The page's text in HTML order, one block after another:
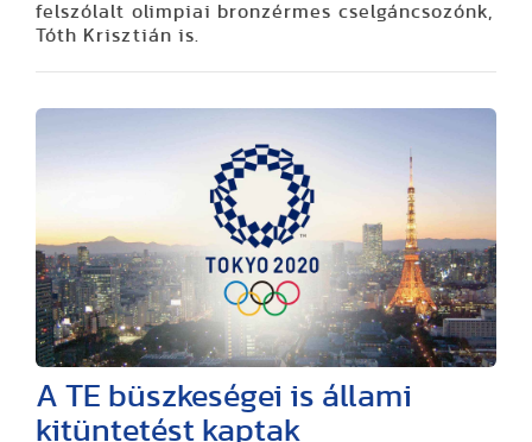
felszólalt olimpiai bronzérmes cselgáncsozónk,
Tóth Krisztián is.
A TE büszkeségei is állami
kitüntetést kaptak